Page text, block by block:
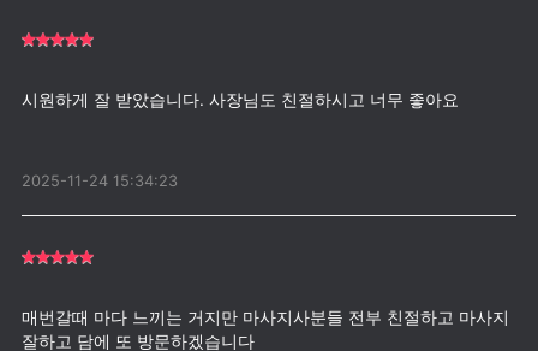
시원하게 잘 받았습니다. 사장님도 친절하시고 너무 좋아요
2025-11-24 15:34:23
매번갈때 마다 느끼는 거지만 마사지사분들 전부 친절하고 마사지